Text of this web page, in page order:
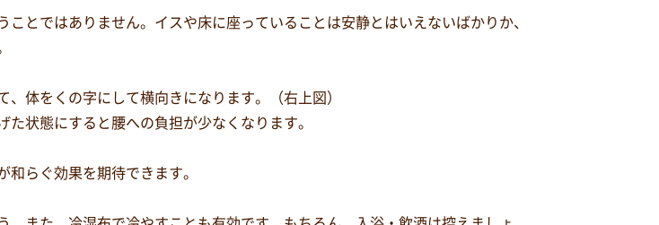
とではありません。イスや床に座っていることは安静とはいえないばかりか、
体をくの字にして横向きになります。（右上図）
状態にすると腰への負担が少なくなります。
らぐ効果を期待できます。